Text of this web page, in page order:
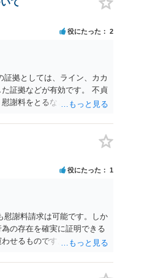
役にたった 2
証拠としては、ライン、カカ
証拠などが有効です。 不貞
謝料をとるなど）ことがで
役にたった 1
謝料請求は可能です。しか
の存在を確実に証明できる
せるものです。）。ですか
考えて書いてもらうか否か